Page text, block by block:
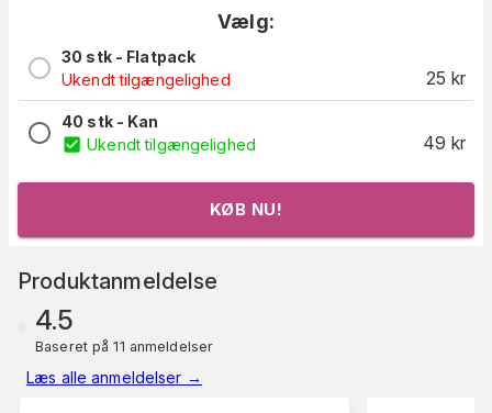
Vælg:
30 stk - Flatpack
Ukendt tilgængelighed
25 kr
40 stk - Kan
Ukendt tilgængelighed
49 kr
KØB NU!
Produktanmeldelse
4.5
Baseret på 11 anmeldelser
Læs alle anmeldelser →